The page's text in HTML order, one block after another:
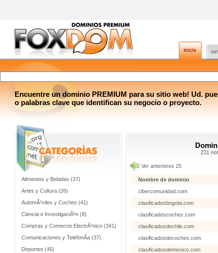
Encuentre un dominio PREMIUM para su sitio web! Ud.
o palabras clave que identifican su negocio o proyecto.
Alimentos y Bebidas (37)
Artes y Cultura (26)
AutomÃ³viles y Coches (41)
Ciencia e InvestigaciÃ³n (8)
Compras y Comercio ElectrÃ³nico (341)
Comunicaciones y TelefonÃ­a (37)
Deportes (45)
231
Ver anteriores 25
Nombre de dominio
cibercomunidad.com
clasificadosbogota.com
clasificadoscoches.com
clasificadosdechile.com
clasificadosdecoches.com
clasificadosdemexico.com